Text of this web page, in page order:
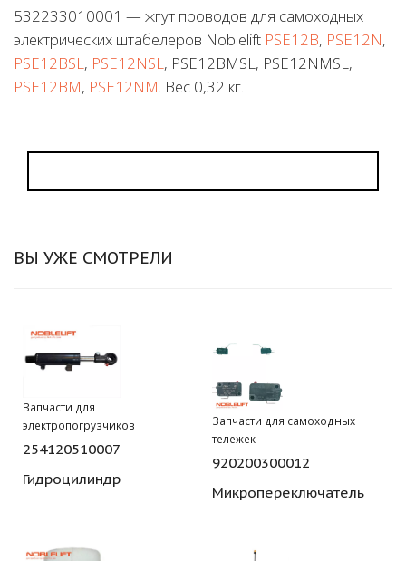
532233010001 — жгут проводов для самоходных
электрических штабелеров Noblelift PSE12B, PSE12N,
PSE12BSL, PSE12NSL, PSE12BMSL, PSE12NMSL,
PSE12BM, PSE12NM. Вес 0,32 кг.
ВЫ УЖЕ СМОТРЕЛИ
Запчасти для
электропогрузчиков
254120510007
Гидроцилиндр
Запчасти для самоходных
тележек
920200300012
Микропереключатель